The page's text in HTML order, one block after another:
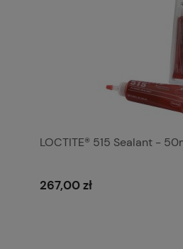
LOCTITE® 515 Sealant -
267,00 zł